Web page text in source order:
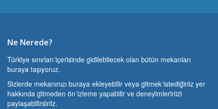
Ne Nerede?
Türki̇ye sınırları i̇çeri̇si̇nde gi̇di̇lebi̇lecek olan bütün mekanları
buraya taşıyoruz.
Si̇zlerde mekanınızı buraya ekleyebi̇li̇r veya gi̇tmek i̇stedi̇ği̇ni̇z yer
hakkında gi̇tmeden ön i̇zleme yapabi̇li̇r ve deneyi̇mleri̇ni̇zi̇
paylaşabi̇li̇rsi̇ni̇z.